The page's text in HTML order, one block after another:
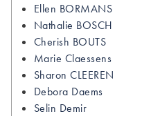
Ellen BORMANS
Nathalie BOSCH
Cherish BOUTS
Marie Claessens
Sharon CLEEREN
Debora Daems
Selin Demir